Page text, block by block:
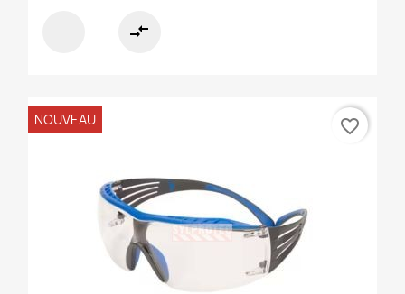
compare_arrows
NOUVEAU favorite_border